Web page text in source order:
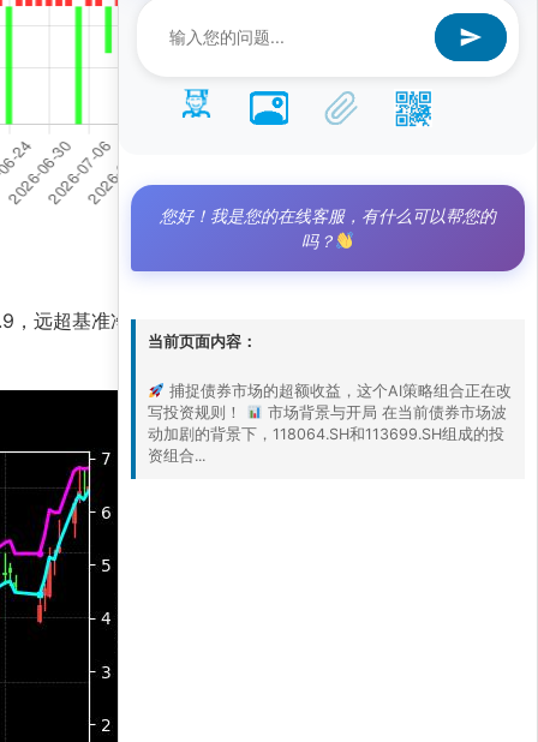
远超基准净值4.2，凸显出主动管理的巨大优
您好！我是您的在线客服，有什么可以帮您的
吗？
当前页面内容：
捕捉债券市场的超额收益，这个AI策略组合正在改
写投资规则！
市场背景与开局 在当前债券市场波
动加剧的背景下，118064.SH和113699.SH组成的投
资组合...